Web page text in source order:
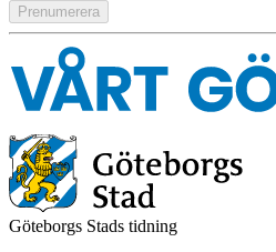
Göteborgs Stads tidning